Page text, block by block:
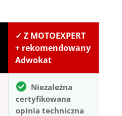
✓ Z MOTOEXPERT
+ rekomendowany
Adwokat
Niezależna
certyfikowana
opinia techniczna